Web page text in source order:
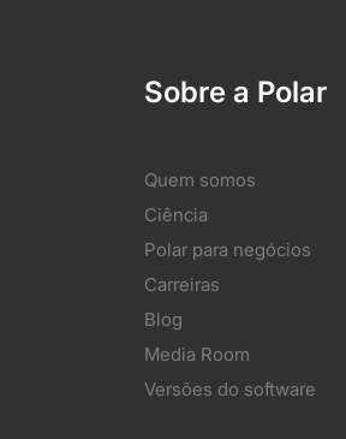
Sobre a Polar
Quem somos
Ciência
Polar para negócios
Carreiras
Blog
Media Room
Versões do software